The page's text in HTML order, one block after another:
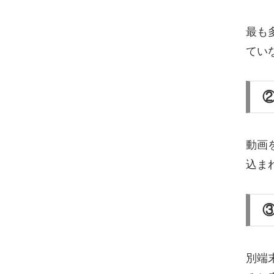
最も
てい
②
動画
込ま
③
別端